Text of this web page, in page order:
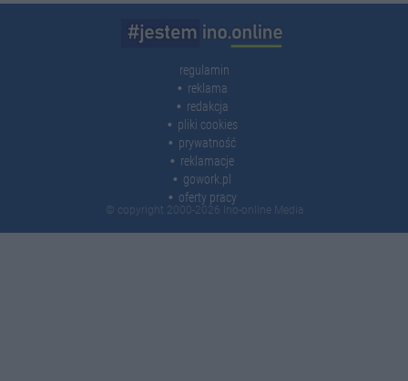
regulamin
reklama
redakcja
pliki cookies
prywatność
reklamacje
gowork.pl
oferty pracy
© copyright 2000-2026 Ino-online Media